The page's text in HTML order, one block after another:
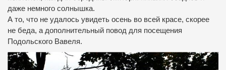
даже немного солнышка.
А то, что не удалось увидеть осень во всей красе, скорее
не беда, а дополнительный повод для посещения
Подольского Вавеля.